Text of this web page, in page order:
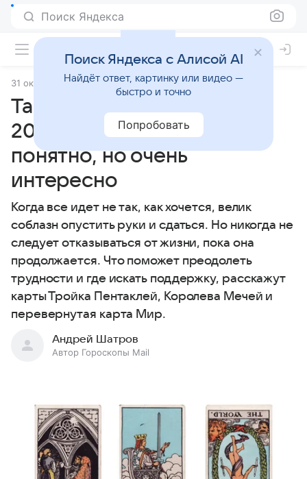
Поиск Яндекса
31 октября 2025 Источник:Гороскопы Mail Статьи
Таро-прогноз на 1 ноября
2025 года: ничего не
понятно, но очень
интересно
Когда все идет не так, как хочется, велик
соблазн опустить руки и сдаться. Но никогда не
следует отказываться от жизни, пока она
продолжается. Что поможет преодолеть
трудности и где искать поддержку, расскажут
карты Тройка Пентаклей, Королева Мечей и
перевернутая карта Мир.
Андрей Шатров
Автор Гороскопы Mail
Поиск Яндекса с Алисой AI
Найдёт ответ, картинку или видео —
быстро и точно
Попробовать